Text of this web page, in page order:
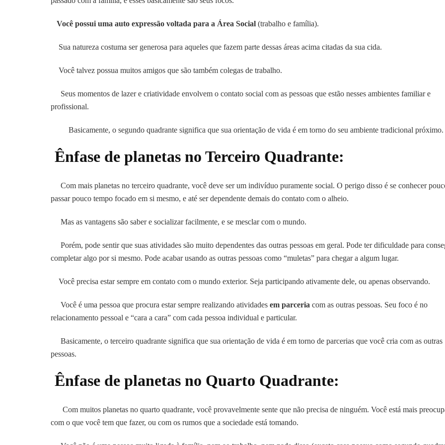
Você possui uma auto expressão voltada para a Área Social (trabalho e família).
Sua natureza costuma ser generosa para aqueles que fazem parte dessas áreas acima citadas da sua cida.
Você talvez possua muitos amigos que são também colegas de trabalho.
Seus momentos de lazer e criatividade envolvem o contato social com as pessoas que estão nesses ambientes familiar e
profissional.
Basicamente, o segundo quadrante significa que sua orientação de vida é em torno do seu ambiente tradicional próximo.
Ênfase de planetas no Terceiro Quadrante:
Com mais planetas no terceiro quadrante, você deve ser um indivíduo puramente social. O perigo disso é se conhecer
passar pouco tempo focado em si mesmo, e até ser dependente demais do contato com o alheio.
Mas as vantagens são saber e socializar facilmente, e se mesclar com o mundo.
Porém, pode sentir que suas atividades são muito dependentes das outras pessoas em geral. Pode ter dificuldade para
completar algo por si mesmo. Pode acabar usando as outras pessoas como “muletas” para chegar a algum lugar.
Você precisa estar sempre em contato com o mundo exterior. Seja participando ativamente dele, ou apenas observando.
Você é uma pessoa que procura estar sempre realizando atividades em parceria com as outras pessoas. Seu foco é no
relacionamento pessoal e “cara a cara” com cada pessoa individual e particular.
Basicamente, o terceiro quadrante significa que sua orientação de vida é em torno de parcerias que você cria com as outras
pessoas.
Ênfase de planetas no Quarto Quadrante:
Com muitos planetas no quarto quadrante, você provavelmente sente que não precisa de ninguém. Você está mais
com o que você tem que fazer, ou com os rumos que a sociedade está tomando.